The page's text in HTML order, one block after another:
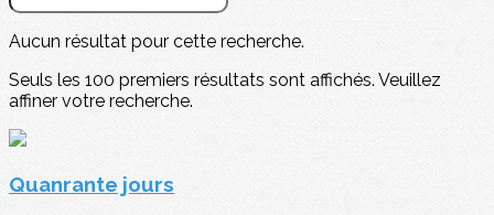
Aucun résultat pour cette recherche.
Seuls les 100 premiers résultats sont affichés. Veuillez
affiner votre recherche.
Quanrante jours